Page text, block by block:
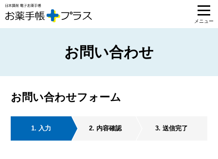
お問い合わせ
お問い合わせフォーム
1. 入力 2. 内容確認 3. 送信完了